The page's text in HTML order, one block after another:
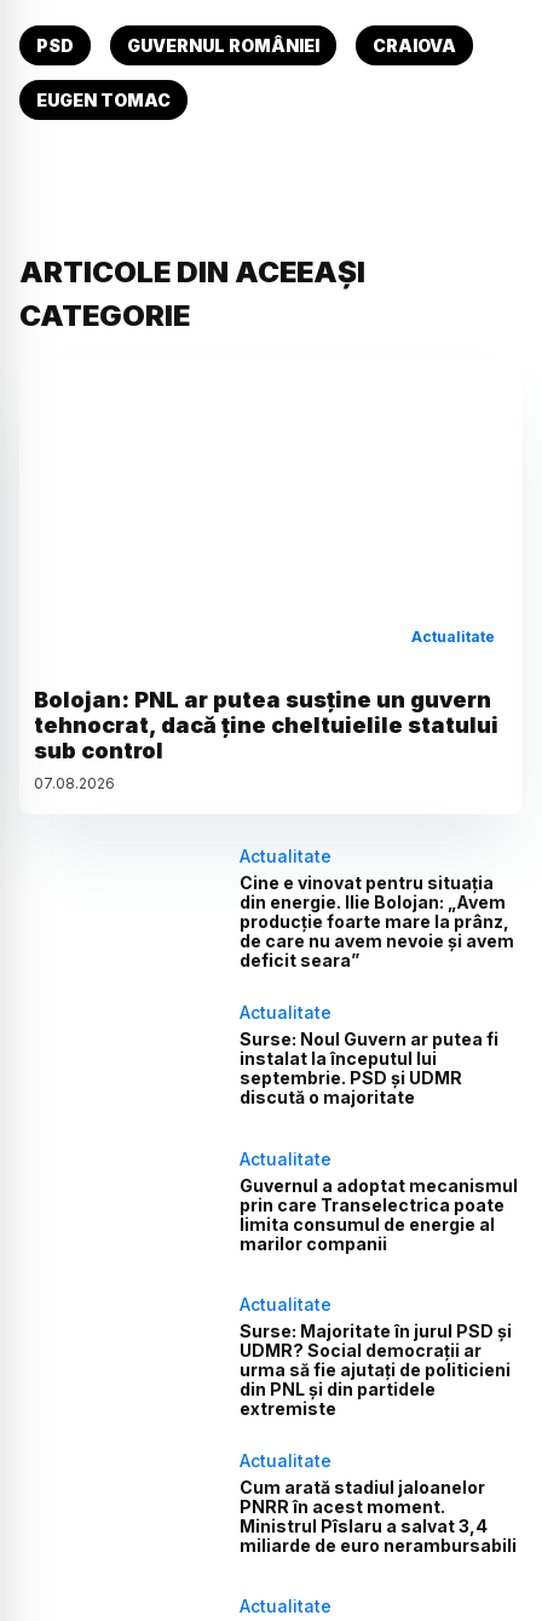
PSD GUVERNUL ROMÂNIEI CRAIOVA
EUGEN TOMAC
ARTICOLE DIN ACEEAȘI
CATEGORIE
Actualitate
Bolojan: PNL ar putea susține un guvern
tehnocrat, dacă ține cheltuielile statului
sub control
07.08.2026
Actualitate
Cine e vinovat pentru situația
din energie. Ilie Bolojan: „Avem
producție foarte mare la prânz,
de care nu avem nevoie și avem
deficit seara”
Actualitate
Surse: Noul Guvern ar putea fi
instalat la începutul lui
septembrie. PSD și UDMR
discută o majoritate
Actualitate
Guvernul a adoptat mecanismul
prin care Transelectrica poate
limita consumul de energie al
marilor companii
Actualitate
Surse: Majoritate în jurul PSD și
UDMR? Social democrații ar
urma să fie ajutați de politicieni
din PNL și din partidele
extremiste
Actualitate
Cum arată stadiul jaloanelor
PNRR în acest moment.
Ministrul Pîslaru a salvat 3,4
miliarde de euro nerambursabili
Actualitate